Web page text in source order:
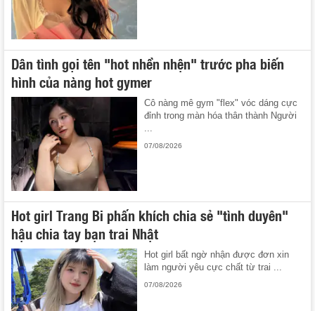
Dân tình gọi tên "hot nhền nhện" trước pha biến
hình của nàng hot gymer
Cô nàng mê gym "flex" vóc dáng cực
đỉnh trong màn hóa thân thành Người
07/08/2026
Hot girl Trang Bi phấn khích chia sẻ "tình duyên"
hậu chia tay bạn trai Nhật
Hot girl bất ngờ nhận được đơn xin
làm người yêu cực chất từ trai ...
07/08/2026